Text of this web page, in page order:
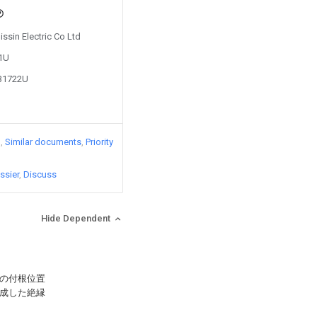
Electric Co Ltd
Similar documents Priority
Discuss
Hide Dependent
付根位置
した絶縁